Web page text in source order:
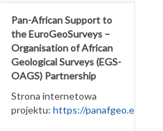
Pan-African Support to
the EuroGeoSurveys –
Organisation of African
Geological Surveys (EGS-
OAGS) Partnership
Strona internetowa
projektu: https://